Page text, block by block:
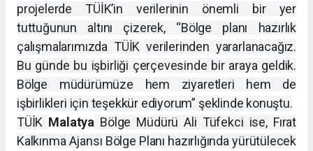
projelerde TÜİK’in verilerinin önemli bir yer
tuttuğunun altını çizerek, “Bölge planı hazırlık
çalışmalarımızda TÜİK verilerinden yararlanacağız.
Bu günde bu işbirliği çerçevesinde bir araya geldik.
Bölge müdürümüze hem ziyaretleri hem de
işbirlikleri için teşekkür ediyorum” şeklinde konuştu.
TÜİK Malatya Bölge Müdürü Ali Tüfekci ise, Fırat
Kalkınma Ajansı Bölge Planı hazırlığında yürütülecek